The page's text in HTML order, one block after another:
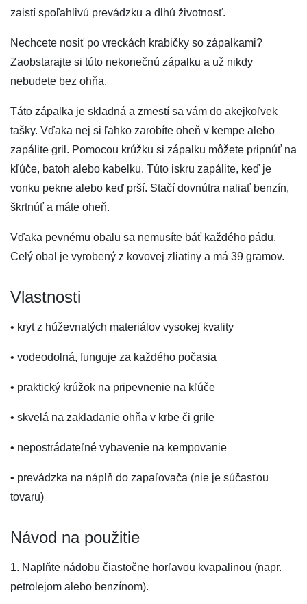
zaistí spoľahlivú prevádzku a dlhú životnosť.
Nechcete nosiť po vreckách krabičky so zápalkami?
Zaobstarajte si túto nekonečnú zápalku a už nikdy
nebudete bez ohňa.
Táto zápalka je skladná a zmestí sa vám do akejkoľvek
tašky. Vďaka nej si ľahko zarobíte oheň v kempe alebo
zapálite gril. Pomocou krúžku si zápalku môžete pripnúť na
kľúče, batoh alebo kabelku. Túto iskru zapálite, keď je
vonku pekne alebo keď prší. Stačí dovnútra naliať benzín,
škrtnúť a máte oheň.
Vďaka pevnému obalu sa nemusíte báť každého pádu.
Celý obal je vyrobený z kovovej zliatiny a má 39 gramov.
Vlastnosti
• kryt z húževnatých materiálov vysokej kvality
• vodeodolná, funguje za každého počasia
• praktický krúžok na pripevnenie na kľúče
• skvelá na zakladanie ohňa v krbe či grile
• nepostrádateľné vybavenie na kempovanie
• prevádzka na náplň do zapaľovača (nie je súčasťou
tovaru)
Návod na použitie
1. Naplňte nádobu čiastočne horľavou kvapalinou (napr.
petrolejom alebo benzínom).